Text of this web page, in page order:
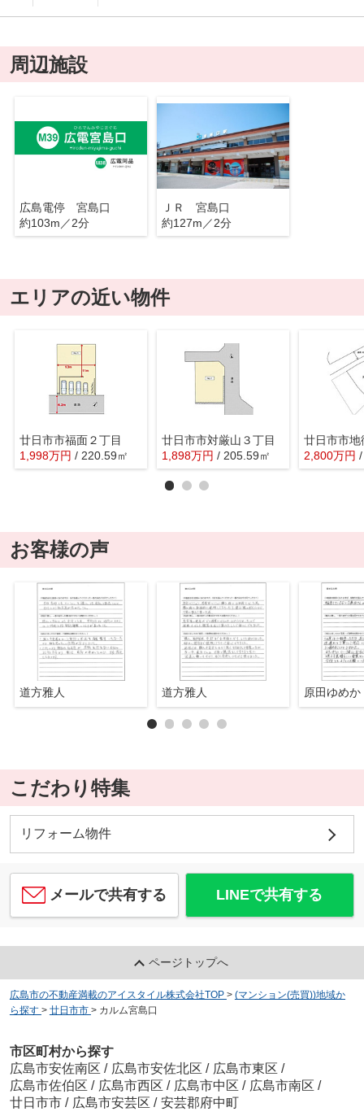
周辺施設
広島電停 宮島口
約103m／2分
ＪＲ 宮島口
約127m／2分
エリアの近い物件
廿日市市福面２丁目
1,998万円 / 220.59㎡
廿日市市対厳山３丁目
1,898万円 / 205.59㎡
廿日市市地
2,800万円
お客様の声
道方雅人 道方雅人 原田ゆめか
こだわり特集
リフォーム物件
メールで共有する LINEで共有する
ページトップへ
広島市の不動産満載のアイスタイル株式会社TOP > (マンション(売買))地域か
ら探す > 廿日市市 > カルム宮島口
市区町村から探す
広島市安佐南区 / 広島市安佐北区 / 広島市東区 /
広島市佐伯区 / 広島市西区 / 広島市中区 / 広島市南区 /
廿日市市 / 広島市安芸区 / 安芸郡府中町